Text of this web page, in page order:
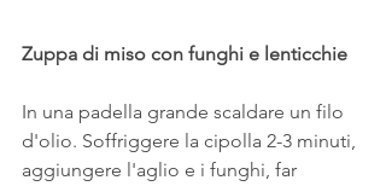
Zuppa di miso con funghi e lenticchie
In una padella grande scaldare un filo
d'olio. Soffriggere la cipolla 2-3 minuti,
aggiungere l'aglio e i funghi, far